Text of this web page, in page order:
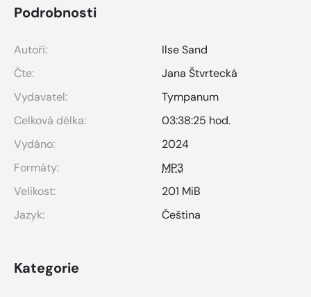
Podrobnosti
Autoři:
Ilse Sand
Čte:
Jana Štvrtecká
Vydavatel:
Tympanum
Celková délka:
03:38:25 hod.
Vydáno:
2024
Formáty:
MP3
Velikost:
201 MiB
Jazyk:
Čeština
Kategorie